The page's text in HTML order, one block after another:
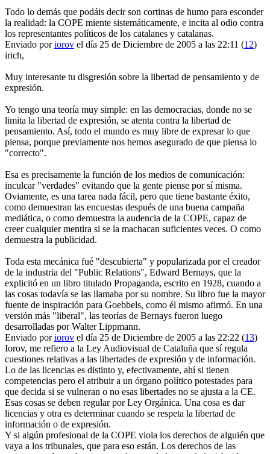
Todo lo demás que podáis decir son cortinas de humo para esconder
la realidad: la COPE miente sistemáticamente, e incita al odio contra
los representantes políticos de los catalanes y catalanas.
Enviado poriorov el día 25 de Diciembre de 2005 a las 22:11 (12)
irich,
Muy interesante tu disgresión sobre la libertad de pensamiento y de
expresión.
Yo tengo una teoría muy simple: en las democracias, donde no se
limita la libertad de expresión, se atenta contra la libertad de
pensamiento. Así, todo el mundo es muy libre de expresar lo que
piensa, porque previamente nos hemos asegurado de que piensa lo
"correcto".
Esa es precisamente la función de los medios de comunicación:
inculcar "verdades" evitando que la gente piense por sí misma.
Oviamente, es una tarea nada fácil, pero que tiene bastante éxito,
como demuestran las encuestas después de una buena campaña
mediática, o como demuestra la audencia de la COPE, capaz de
creer cualquier mentira si se la machacan suficientes veces. O como
demuestra la publicidad.
Toda esta mecánica fué "descubierta" y popularizada por el creador
de la industria del "Public Relations", Edward Bernays, que la
explicitó en un libro titulado Propaganda, escrito en 1928, cuando a
las cosas todavía se las llamaba por su nombre. Su libro fue la mayor
fuente de inspiración para Goebbels, como él mismo afirmó. En una
versión más "liberal", las teorías de Bernays fueron luego
desarrolladas por Walter Lippmann.
Enviado poriorov el día 25 de Diciembre de 2005 a las 22:22 (13)
Iorov, me refiero a la Ley Audiovisual de Cataluña que sí regula
cuestiones relativas a las libertades de expresión y de información.
Lo de las licencias es distinto y, efectivamente, ahí si tienen
competencias pero el atribuir a un órgano político potestades para
que decida si se vulneran o no esas libertades no se ajusta a la CE.
Esas cosas se deben regular por Ley Orgánica. Una cosa es dar
licencias y otra es determinar cuando se respeta la libertad de
información o de expresión.
Y si algún profesional de la COPE viola los derechos de alguién que
vaya a los tribunales, que para eso están. Los derechos de las